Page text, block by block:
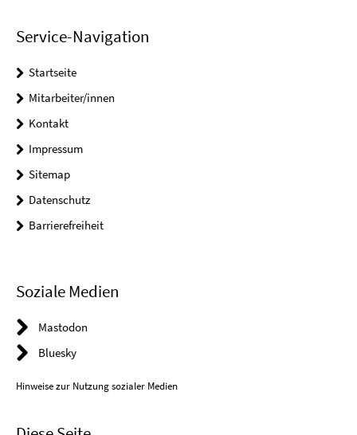
Service-Navigation
Startseite
Mitarbeiter/innen
Kontakt
Impressum
Sitemap
Datenschutz
Barrierefreiheit
Soziale Medien
Mastodon
Bluesky
Hinweise zur Nutzung sozialer Medien